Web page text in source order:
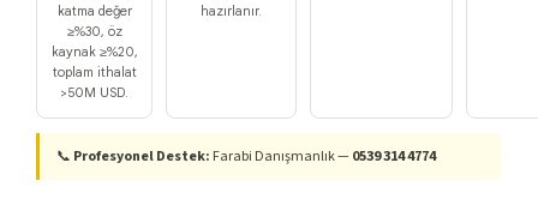
katma değer
≥%30, öz
kaynak ≥%20,
toplam ithalat
>50M USD.
hazırlanır.
📞 Profesyonel Destek: Farabi Danışmanlık — 0539 314 4774